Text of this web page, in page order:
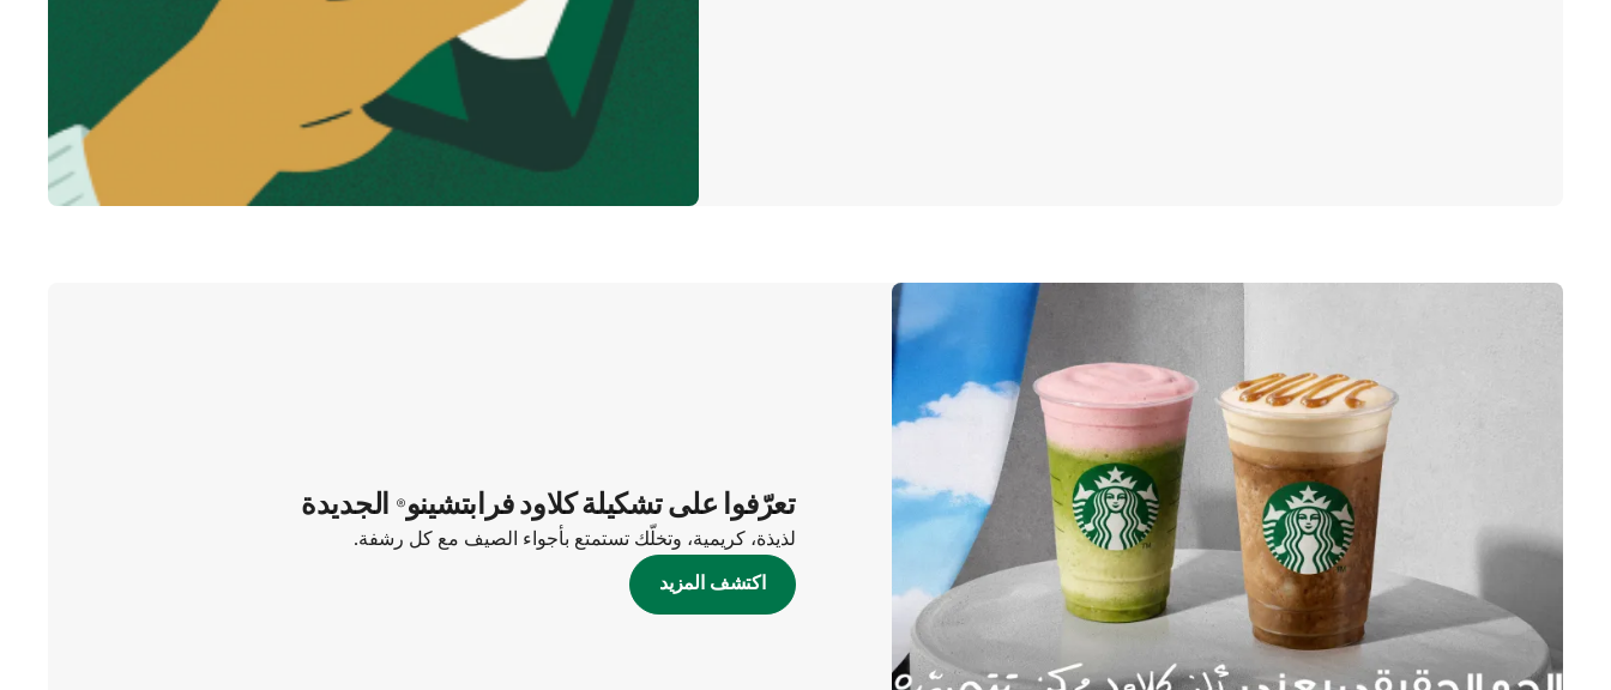
تعرّفوا على تشكيلة كلاود فرابتشينو® الجديدة
لذيذة، كريمية، وتخلّك تستمتع بأجواء الصيف مع كل رشفة.
اكتشف المزيد